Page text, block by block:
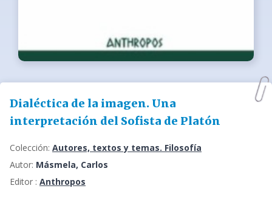
Dialéctica de la imagen. Una
interpretación del Sofista de Platón
Colección: Autores, textos y temas. Filosofía
Autor: Másmela, Carlos
Editor : Anthropos